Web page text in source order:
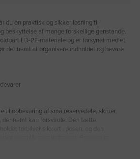
du en praktisk og sikker løsning til
beskyttelse af mange forskellige genstande.
LD-PE-materiale og er forsynet med et
det nemt at organisere indholdet og bevare
til opbevaring af små reservedele, skruer,
der nemt kan forsvinde. Den tætte